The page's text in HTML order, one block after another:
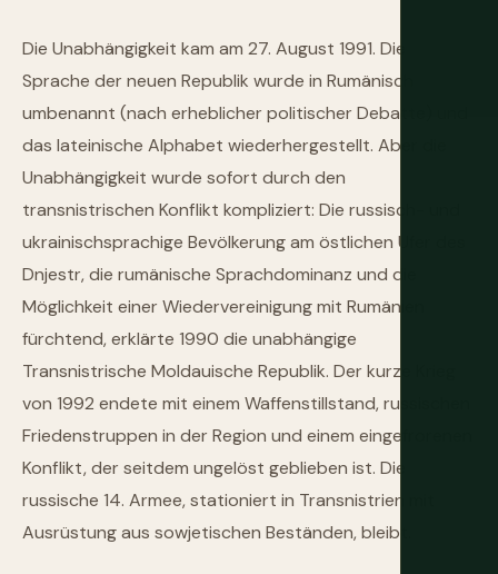
Die Unabhängigkeit kam am 27. August 1991. Die
Sprache der neuen Republik wurde in Rumänisch
umbenannt (nach erheblicher politischer Debatte) und
das lateinische Alphabet wiederhergestellt. Aber die
Unabhängigkeit wurde sofort durch den
transnistrischen Konflikt kompliziert: Die russisch- und
ukrainischsprachige Bevölkerung am östlichen Ufer des
Dnjestr, die rumänische Sprachdominanz und die
Möglichkeit einer Wiedervereinigung mit Rumänien
fürchtend, erklärte 1990 die unabhängige
Transnistrische Moldauische Republik. Der kurze Krieg
von 1992 endete mit einem Waffenstillstand, russischen
Friedenstruppen in der Region und einem eingefrorenen
Konflikt, der seitdem ungelöst geblieben ist. Die
russische 14. Armee, stationiert in Transnistrien mit
Ausrüstung aus sowjetischen Beständen, bleibt.